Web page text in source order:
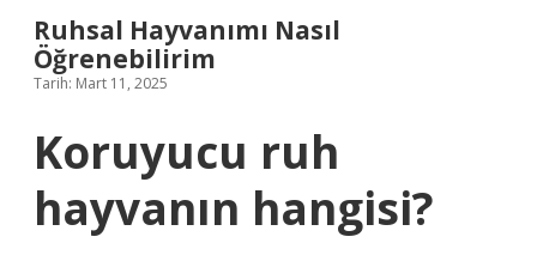
Ruhsal Hayvanımı Nasıl
Öğrenebilirim
Tarih: Mart 11, 2025
Koruyucu ruh
hayvanın hangisi?